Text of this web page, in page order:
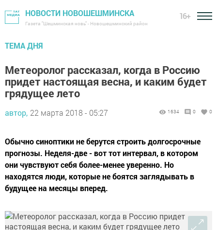
НОВОСТИ НОВОШЕШМИНСКА
Газета "Шешминская новь" - Новошешминский район
16+
ТЕМА ДНЯ
Метеоролог рассказал, когда в Россию
придет настоящая весна, и каким будет
грядущее лето
автор, 22 марта 2018 - 05:27 1634 0 0
Обычно синоптики не берутся строить долгосрочные
прогнозы. Неделя-две - вот тот интервал, в котором
они чувствуют себя более-менее уверенно. Но
находятся люди, которые не боятся заглядывать в
будущее на месяцы вперед.